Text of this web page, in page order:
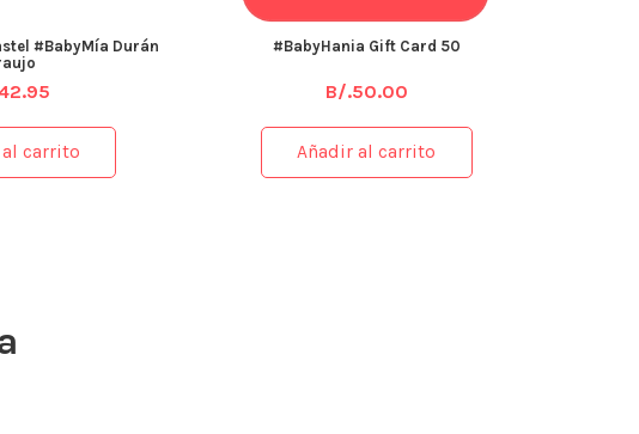
#BabyMía Durán
carrito
#BabyHania Gift Card 50
B/.50.00
Añadir al carrito